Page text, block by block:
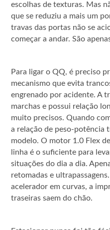
escolhas de texturas. Mas
que se reduziu a mais um
travas das portas não se
começar a andar. São
Para ligar o QQ, é preciso
mecanismo que evita
engrenado por acidente. A
marchas e possui relação
muito precisos. Quando
a relação de peso-potência
modelo. O motor 1.0 Flex
linha é o suficiente para
situações do dia a dia.
retomadas e
acelerador em curvas, a
traseiras saem do chão.